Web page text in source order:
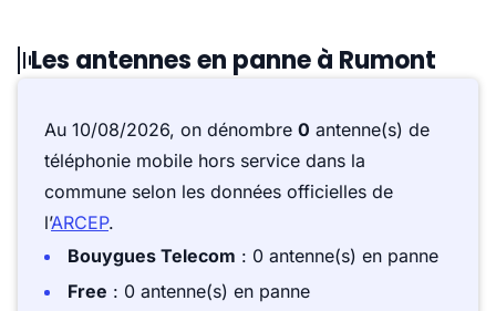
Les antennes en panne à Rumont
Au 10/08/2026, on dénombre 0 antenne(s) de
téléphonie mobile hors service dans la
commune selon les données officielles de
l’ARCEP.
Bouygues Telecom : 0 antenne(s) en panne
Free : 0 antenne(s) en panne